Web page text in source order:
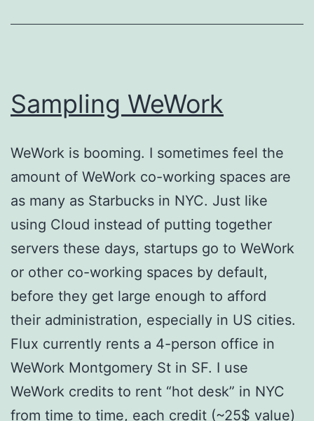
Sampling WeWork
WeWork is booming. I sometimes feel the
amount of WeWork co-working spaces are
as many as Starbucks in NYC. Just like
using Cloud instead of putting together
servers these days, startups go to WeWork
or other co-working spaces by default,
before they get large enough to afford
their administration, especially in US cities.
Flux currently rents a 4-person office in
WeWork Montgomery St in SF. I use
WeWork credits to rent “hot desk” in NYC
from time to time, each credit (~25$ value)